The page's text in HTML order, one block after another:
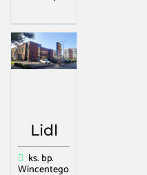
Lidl
ks. bp.
Wincentego